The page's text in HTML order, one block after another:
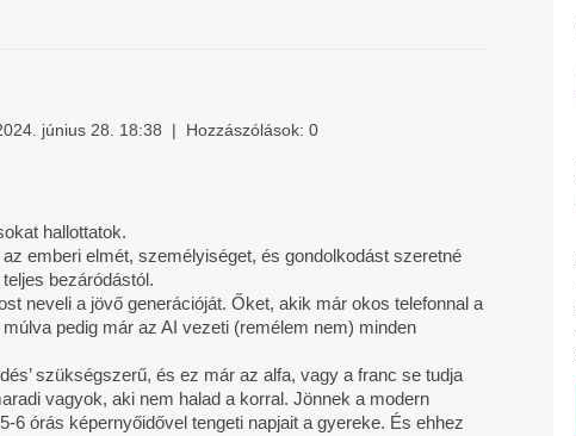
június 28. 18:38 | Hozzászólások: 0
hallottatok.
emberi elmét, személyiséget, és gondolkodást szeretné
bezáródástól.
neveli a jövő generációját. Őket, akik már okos telefonnal a
pedig már az AI vezeti (remélem nem) minden
szükségszerű, és ez már az alfa, vagy a franc se tudja
vagyok, aki nem halad a korral. Jönnek a modern
6 órás képernyőidővel tengeti napjait a gyereke. És ehhez